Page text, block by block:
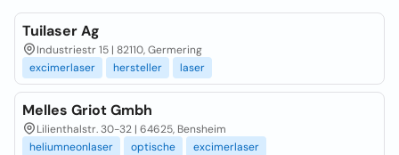
Tuilaser Ag
Industriestr 15 | 82110, Germering
excimerlaser
hersteller laser
Melles Griot Gmbh
Lilienthalstr. 30-32 | 64625, Bensheim
heliumneonlaser
optische excimerlaser